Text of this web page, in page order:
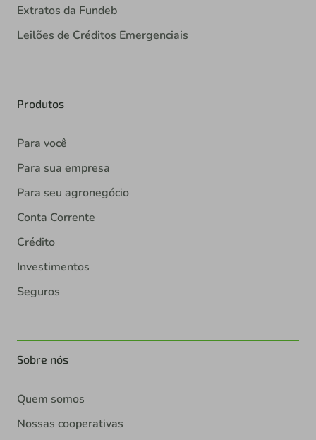
Extratos da Fundeb
Leilões de Créditos Emergenciais
Produtos
Para você
Para sua empresa
Para seu agronegócio
Conta Corrente
Crédito
Investimentos
Seguros
Sobre nós
Quem somos
Nossas cooperativas